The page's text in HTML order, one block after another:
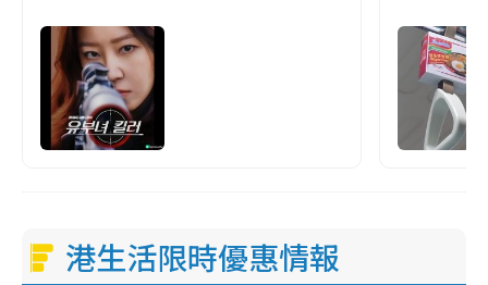
港生活限時優惠情報